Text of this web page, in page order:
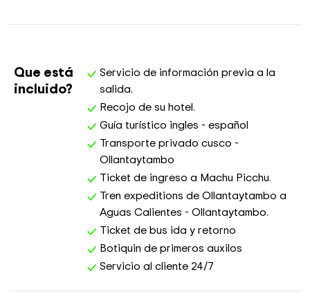
Que está
incluido?
Servicio de información previa a la
salida.
Recojo de su hotel.
Guía turístico ingles - español
Transporte privado cusco -
Ollantaytambo
Ticket de ingreso a Machu Picchu.
Tren expeditions de Ollantaytambo a
Aguas Calientes - Ollantaytambo.
Ticket de bus ida y retorno
Botiquin de primeros auxilos
Servicio al cliente 24/7